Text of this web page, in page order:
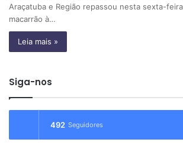
Araçatuba e Região repassou nesta sexta-
macarrão à…
Leia mais »
Siga-nos
492 Seguidores